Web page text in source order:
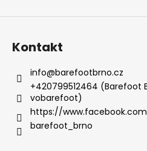
Kontakt
info@barefootbrno.cz
+420799512464 (Barefoot
vobarefoot)
https://
barefoot_brno